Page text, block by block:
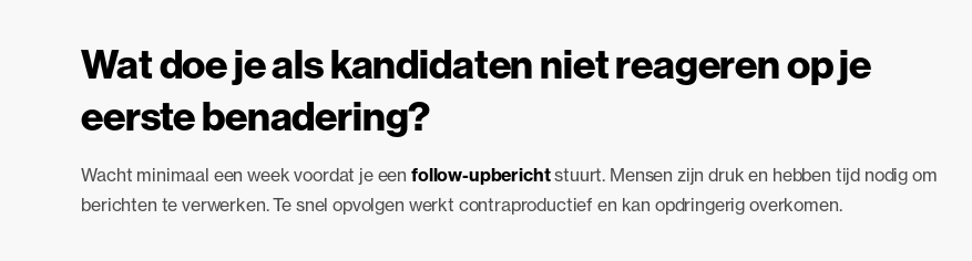
Wat doe je als kandidaten niet reageren op je
eerste benadering?
Wacht minimaal een week voordat je een follow-upberichtstuurt. Mensen zijn druk en hebben tijd nodig om
berichten te verwerken. Te snel opvolgen werkt contraproductief en kan opdringerig overkomen.